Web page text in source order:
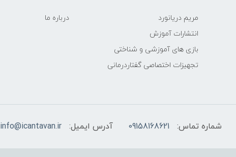
مریم دریانورد
انتشارات آموزش
بازی های آموزشی و شناختی
تجهیزات اختصاصی گفتاردرمانی
درباره ما
شماره تماس: 09158168621 آدرس ایمیل: info@icantavan.ir